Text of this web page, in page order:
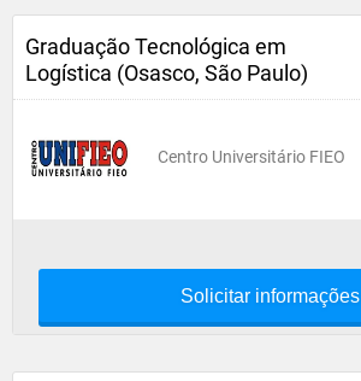
Graduação Tecnológica em
Logística (Osasco, São Paulo)
Centro Universitário FIEO
Solicitar informações